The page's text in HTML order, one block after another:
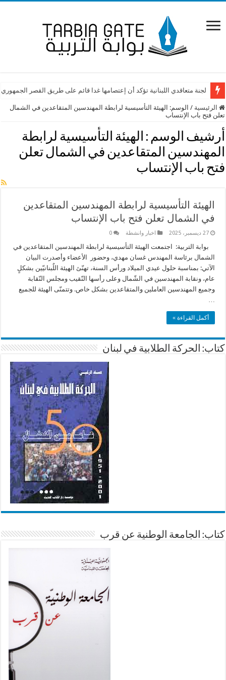
لجنة متعاقدي اللبنانية تؤكد أن إعتصامها غدا قائم على طريق القصر الجمهوري
الرئيسية / الوسم: الهيئة التأسيسية لرابطة المهندسين المتقاعدين في الشمال
تعلن فتح باب الإنتساب
أرشيف الوسم : الهيئة التأسيسية لرابطة
المهندسين المتقاعدين في الشمال تعلن
فتح باب الإنتساب
الهيئة التأسيسية لرابطة المهندسين المتقاعدين
في الشمال تعلن فتح باب الإنتساب
27 ديسمبر، 2025 اخبار وانشطة 0
بوابة التربية: اجتمعت الهيئة التأسيسية لرابطة المهندسين المتقاعدين في
الشمال برئاسة المهندس غسان مهدي، وحضور الأعضاء وأصدرت البيان
الآتي: بمناسبة حلول عيدي الميلاد ورأس السنة، تهنّئ الهيئة اللٌبنانيّين بشكلٍ
عام، ونقابة المهندسين في الشّمال وعلى رأسها النّقيب ومجلس النّقابة
وجميع المهندسين العاملين والمتقاعدين بشكل خاص. وتتمنّى الهيئة للجميع
…
أكمل القراءة »
كتاب: الحركة الطلابية في لبنان
كتاب: الجامعة الوطنية عن قرب